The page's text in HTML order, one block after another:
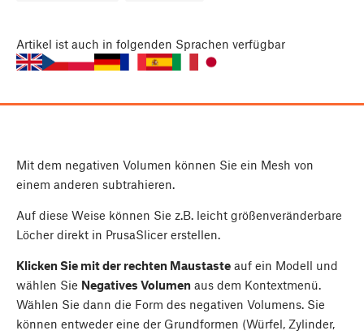
Artikel ist auch in folgenden Sprachen verfügbar
Mit dem negativen Volumen können Sie ein Mesh von
einem anderen subtrahieren.
Auf diese Weise können Sie z.B. leicht größenveränderbare
Löcher direkt in PrusaSlicer erstellen.
Klicken Sie mit der rechten Maustaste auf ein Modell und
wählen Sie Negatives Volumen aus dem Kontextmenü.
Wählen Sie dann die Form des negativen Volumens. Sie
können entweder eine der Grundformen (Würfel, Zylinder,